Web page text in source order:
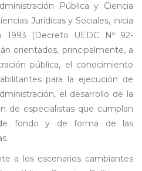
Pública y Ciencia
Jurídicas y Sociales, inicia
1993 (Decreto UEDC Nº 92-
orientados, principalmente, a
pública, el conocimiento
para la ejecución de
el desarrollo de la
de especialistas que cumplan
fondo y de forma de las
a los escenarios cambiantes